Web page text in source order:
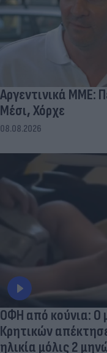
Αργεντινικά ΜΜΕ:
Μέσι, Χόρχε
08.08.2026
ΟΦΗ από κούνια: Ο
Κρητικών
ηλικία μόλις 2